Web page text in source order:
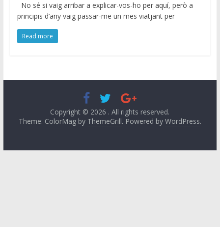
No sé si vaig arribar a explicar-vos-ho per aquí, però a
principis d’any vaig passar-me un mes viatjant per
Read more
Copyright © 2026 . All rights reserved.
Theme: ColorMag by ThemeGrill. Powered by WordPress.